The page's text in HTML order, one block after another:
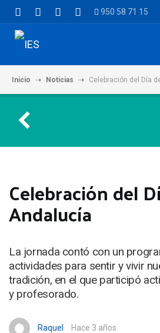
950 58 71 15
Inicio Noticias Celebración del Día
Celebración del
Andalucía
La jornada contó con un
actividades para sentir y vivir
tradición, en el que participó
y profesorado.
Raquel Hace 3 años